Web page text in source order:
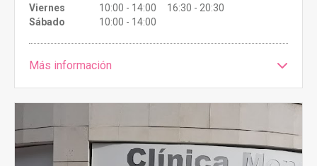
Viernes
10:00 - 14:00 16:30 - 20:30
Sábado
10:00 - 14:00
Más información